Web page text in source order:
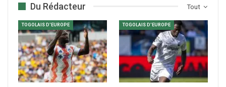
Tout
Du Rédacteur
TOGOLAIS D'EUROPE TOGOLAIS D'EUROPE